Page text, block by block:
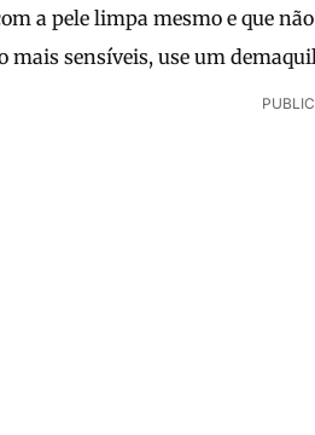
a pele limpa mesmo e que
mais sensíveis, use um